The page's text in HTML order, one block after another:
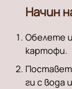
Начин
Обелете
картофи.
ги с вода